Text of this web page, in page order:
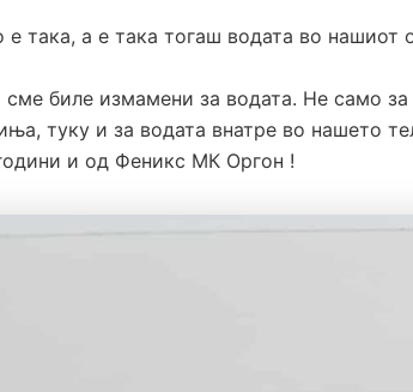
е така, а е така тогаш водата во нашиот
биле измамени за водата. Не само
туку и за водата внатре во нашето
и од Феникс МК Оргон !